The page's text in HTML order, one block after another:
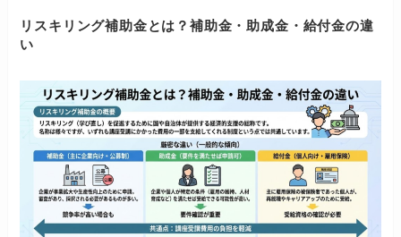
リスキリング補助金とは？補助金・助成金・給付金の違
い